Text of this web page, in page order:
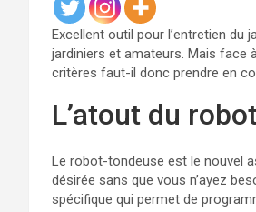
Excellent outil pour l’entretien du
jardiniers et amateurs. Mais face
critères faut-il donc prendre en
L’atout du
Le robot-tondeuse est le nouvel
désirée sans que vous n’ayez
spécifique qui permet de